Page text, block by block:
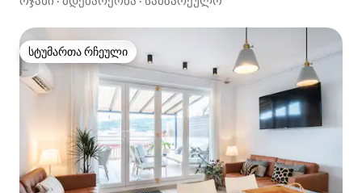
სტუმართა რჩეული
სტუმართა რჩეული